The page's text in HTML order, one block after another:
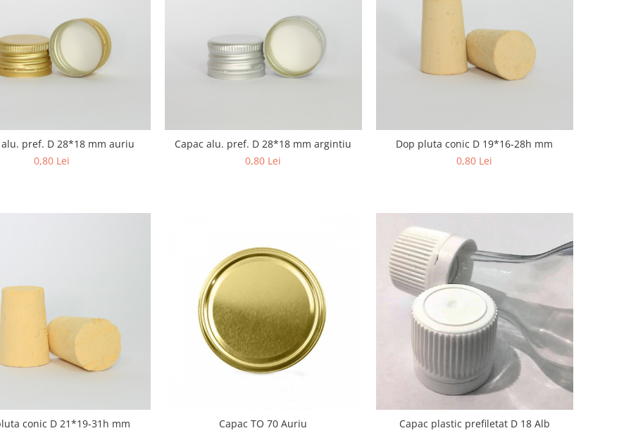
alu. pref. D 28*18 mm auriu
0,80 Lei
Capac alu. pref. D 28*18 mm argintiu
0,80 Lei
Dop pluta conic D 19*16-28h mm
0,80 Lei
conic D 21*19-31h mm
Capac TO 70 Auriu
Capac plastic prefiletat D 18 Alb